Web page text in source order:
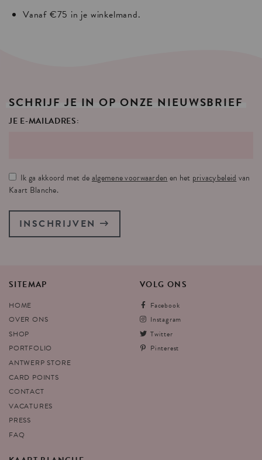
Vanaf €75 in je winkelmand.
SCHRIJF JE IN OP ONZE NIEUWSBRIEF
JE E-MAILADRES:
Ik ga akkoord met dealgemene voorwaarden en het privacybeleid van
Kaart Blanche.
INSCHRIJVEN
SITEMAP
HOME
OVER ONS
SHOP
PORTFOLIO
ANTWERP STORE
CARD POINTS
CONTACT
VACATURES
PRESS
FAQ
VOLG ONS
Facebook
Instagram
Twitter
Pinterest